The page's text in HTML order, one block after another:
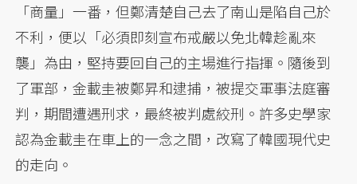
「商量」一番，但鄭清楚自己去了南山是陷自己於
不利，便以「必須即刻宣布戒嚴以免北韓趁亂來
襲」為由，堅持要回自己的主場進行指揮。隨後到
了軍部，金載圭被鄭昇和逮捕，被提交軍事法庭審
判，期間遭遇刑求，最終被判處絞刑。許多史學家
認為金載圭在車上的一念之間，改寫了韓國現代史
的走向。